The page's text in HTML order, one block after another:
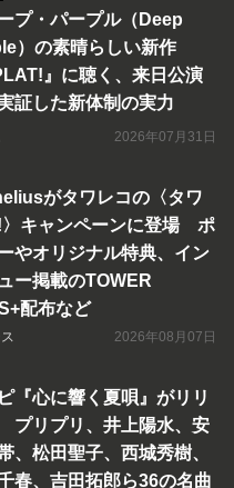
プ・パープル（Deep
）の素晴らしい新作
』に聴く、来日公演
証した新体制の実力
2026年07月31日
がタワレコの〈タワ
〉キャンペーンに登場 ポ
やオリジナル特典、イン
ー掲載のTOWER
配布など
2026年08月07日
『心に響く夏唄』がリリ
プリプリ、井上陽水、安
、松田聖子、西城秀樹、
春、吉田拓郎ら36の名曲